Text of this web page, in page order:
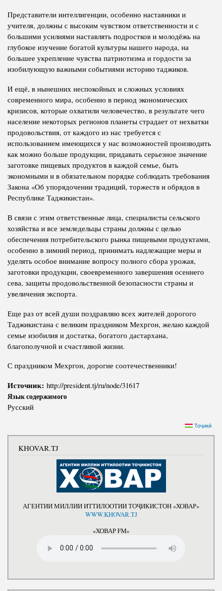
Представители интеллигенции, особенно наставники и
учителя, должны с высоким чувством ответственности и с
большими усилиями наставлять подростков и молодёжь на
глубокое изучение богатой культуры нашего народа, на
большее укрепление чувства патриотизма и гордости за
изобилующую важными событиями историю таджиков.
И ещё, в нынешних неспокойных и сложных условиях
современного мира, особенно в период экономических
кризисов, которые охватили человечество, в результате чего
население некоторых регионов планеты страдает от нехватки
продовольствия, от каждого из нас требуется с
использованием имеющихся у нас возможностей производить
как можно больше продукции, придавать серьезное значение
заготовке пищевых продуктов в каждой семье, быть
экономными и в обязательном порядке соблюдать требования
Закона «Об упорядочении традиций, торжеств и обрядов в
Республике Таджикистан».
В связи с этим ответственные лица, специалисты сельского
хозяйства и все земледельцы страны должны с целью
обеспечения потребительского рынка пищевыми продуктами,
особенно в зимний период, принимать надлежащие меры и
уделять особое внимание вопросу полного сбора урожая,
заготовки продукции, своевременного завершения осеннего
сева, защиты продовольственной безопасности страны и
увеличения экспорта.
Еще раз от всей души поздравляю всех жителей дорогого
Таджикистана с великим праздником Мехргон, желаю каждой
семье изобилия и достатка, богатого дастархана,
благополучной и счастливой жизни.
С праздником Мехргон, дорогие соотечественники!
Источник: http://president.tj/ru/node/31617
Язык содержимого
Русский
Тоҷикӣ
KHOVAR.TJ
АГЕНТИИ МИЛЛИИ ИТТИЛООТИИ ТОҶИКИСТОН «ХОВАР»
WWW.KHOVAR.TJ
«ХОВАР FM»